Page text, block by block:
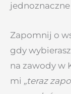
Zapomnij o
gdy
na zawody w
mi „teraz